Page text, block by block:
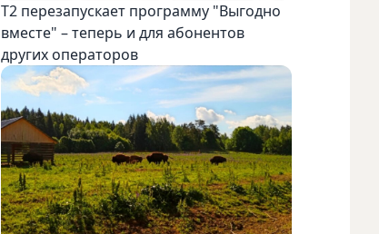
Т2 перезапускает программу "Выгодно
вместе" – теперь и для абонентов
других операторов